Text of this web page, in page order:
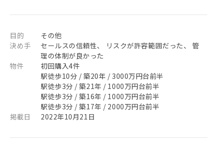
目的
その他
決め手
セールスの信頼性、 リスクが許容範囲だった、 管
理の体制が良かった
物件
初回購入4件
駅徒歩10分 / 築20年 / 3000万円台前半
駅徒歩3分 / 築21年 / 1000万円台前半
駅徒歩3分 / 築16年 / 1000万円台前半
駅徒歩3分 / 築17年 / 2000万円台前半
掲載日
2022年10月21日